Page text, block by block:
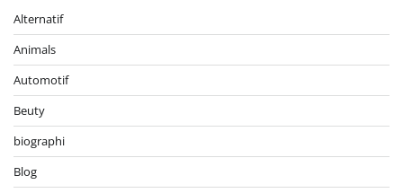
Alternatif
Animals
Automotif
Beuty
biographi
Blog